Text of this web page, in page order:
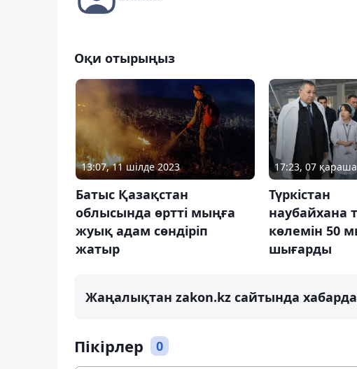
Оқи отырыңыз
13:07, 11 шілде 2023
Батыс Қазақстан
облысында өртті мыңға
жуық адам сөндіріп
жатыр
17:23, 07
Түркістан
наубайхана
көлемін 50
шығарды
Жаңалықтан zakon.kz сайтында
Пікірлер 0